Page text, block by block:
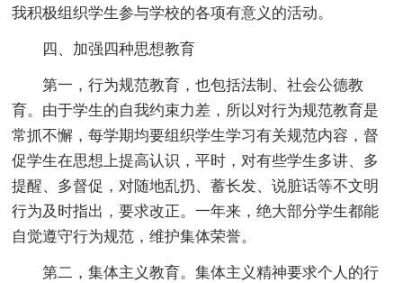
我积极组织学生参与学校的各项有意义的活动。
四、加强四种思想教育
第一，行为规范教育，也包括法制、社会公德教
育。由于学生的自我约束力差，所以对行为规范教育是
常抓不懈，每学期均要组织学生学习有关规范内容，督
促学生在思想上提高认识，平时，对有些学生多讲、多
提醒、多督促，对随地乱扔、蓄长发、说脏话等不文明
行为及时指出，要求改正。一年来，绝大部分学生都能
自觉遵守行为规范，维护集体荣誉。
第二，集体主义教育。集体主义精神要求个人的行